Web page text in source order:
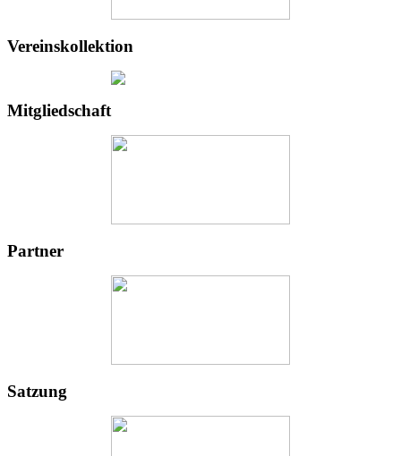
Vereinskollektion
Mitgliedschaft
Partner
Satzung